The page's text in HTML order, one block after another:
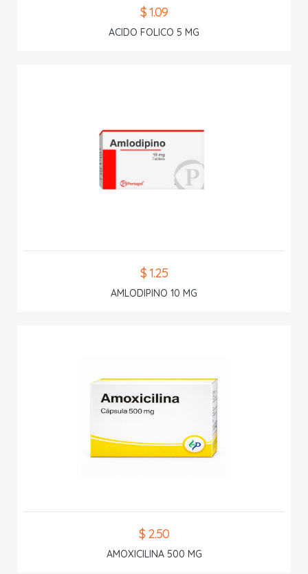
$ 1.09
ACIDO FOLICO 5 MG
$ 1.25
AMLODIPINO 10 MG
$ 2.50
AMOXICILINA 500 MG